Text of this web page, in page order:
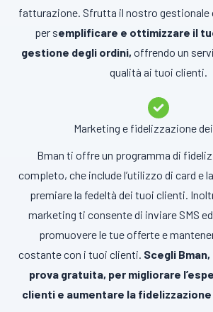
fatturazione. Sfrutta il nostro gestionale
per semplificare e ottimizzare il
gestione degli ordini, offrendo un
qualità ai tuoi clienti.
Marketing e fidelizzazione
Bman ti offre un programma di
completo, che include l’utilizzo di card e
premiare la fedeltà dei tuoi clienti.
marketing ti consente di inviare SMS
promuovere le tue offerte e
costante con i tuoi clienti. Scegli
prova gratuita, per migliorare
clienti e aumentare la